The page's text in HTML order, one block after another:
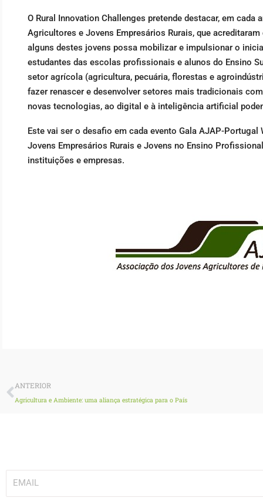
O Rural Innovation Challenges pretende destacar, em
Agricultores e Jovens Empresários Rurais, que
alguns destes jovens possa mobilizar e impulsionar o
estudantes das escolas profissionais e alunos do Ensino
setor agrícola (agricultura, pecuária, florestas e
fazer renascer e desenvolver setores mais tradicionais
novas tecnologias, ao digital e à inteligência artificial
Este vai ser o desafio em cada evento Gala AJAP-
Jovens Empresários Rurais e Jovens no Ensino
instituições e empresas.
Prev
ANTERIOR
Agricultura e Ambiente: uma aliança estratégica para o País